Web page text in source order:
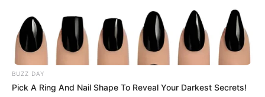
Nggak Selera
BUZZ DAY
Pick A Ring And Nail Shape To Reveal Your Darkest Secrets!